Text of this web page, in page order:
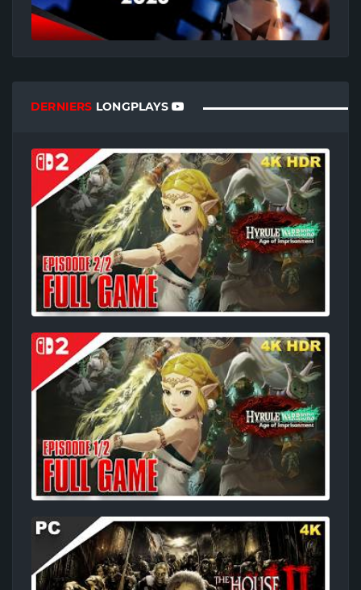
DERNIERS LONGPLAYS